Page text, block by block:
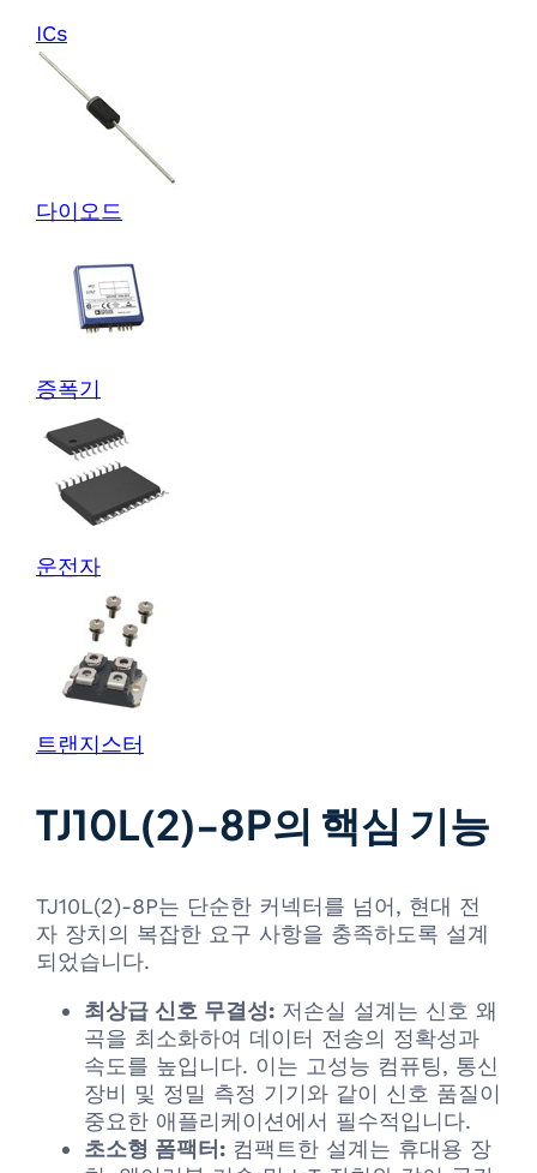
ICs
다이오드
증폭기
운전자
트랜지스터
TJ10L(2)-8P의 핵심 기능
TJ10L(2)-8P는 단순한 커넥터를 넘어, 현대 전
자 장치의 복잡한 요구 사항을 충족하도록 설계
되었습니다.
최상급 신호 무결성: 저손실 설계는 신호 왜
곡을 최소화하여 데이터 전송의 정확성과
속도를 높입니다. 이는 고성능 컴퓨팅, 통신
장비 및 정밀 측정 기기와 같이 신호 품질이
중요한 애플리케이션에서 필수적입니다.
초소형 폼팩터: 컴팩트한 설계는 휴대용 장